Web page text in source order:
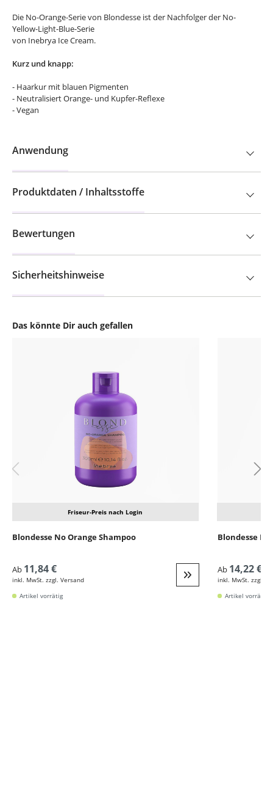
Das könnte Dir auch gefallen
Friseur-Preis nach Login
Blondesse No Orange Shampoo
Ab 11,84 €
inkl. MwSt. zzgl. Versand Weiter zur Detail
Artikel vorrätig
Blondesse
Ab 14,22 €
inkl. MwSt. zzgl.
Artikel vorrätig
Die No-Orange-Serie von Blondesse ist der Nachfolger der No-
Yellow-Light-Blue-Serie
von Inebrya Ice Cream.
Kurz und knapp:
- Haarkur mit blauen Pigmenten
- Neutralisiert Orange- und Kupfer-Reflexe
- Vegan
Anwendung
Produktdaten / Inhaltsstoffe
Bewertungen
Sicherheitshinweise